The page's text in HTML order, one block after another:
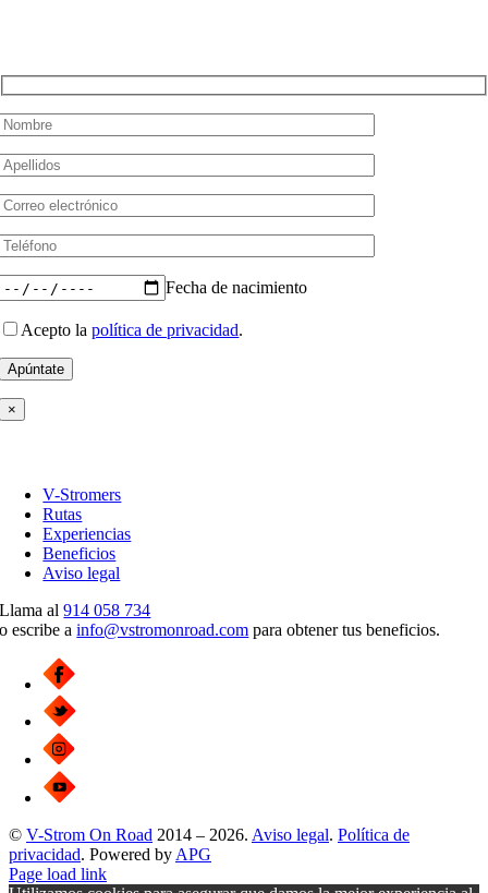
Fecha de nacimiento
Acepto lapolítica de privacidad.
favor, deja este campo vacío.
×
V-Stromers
Rutas
Experiencias
Beneficios
Aviso legal
Llama al914 058 734
o escribe ainfo@vstromonroad.com para obtener tus beneficios.
© V-Strom On Road 2014 – 2026. Aviso legal. Política de
privacidad. Powered by APG
Page load link